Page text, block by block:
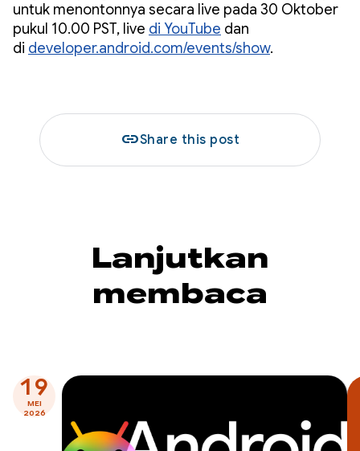
untuk menontonnya secara live pada 30 Oktober
pukul 10.00 PST, live di YouTube dan
di developer.android.com/events/show.
linkShare this post
Lanjutkan
membaca
19
MEI
2026